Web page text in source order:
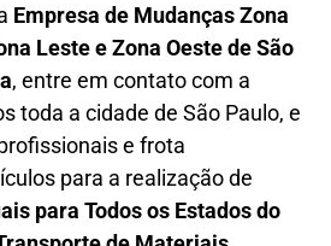
Empresa de Mudanças Zona
Leste e Zona Oestede São
, entre em contato com a
toda a cidade de São Paulo, e
e frota
para a realização de
para Todos os Estados do